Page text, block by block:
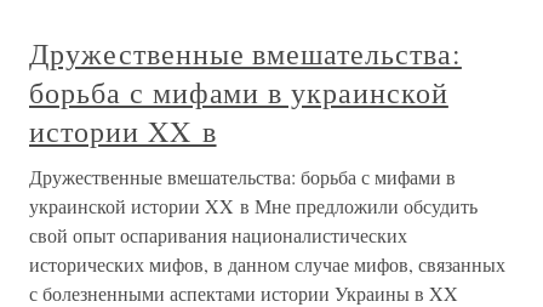
Дружественные вмешательства:
борьба с мифами в украинской
истории XX в
Дружественные вмешательства: борьба с мифами в
украинской истории XX в Мне предложили обсудить
свой опыт оспаривания националистических
исторических мифов, в данном случае мифов, связанных
с болезненными аспектами истории Украины в XX